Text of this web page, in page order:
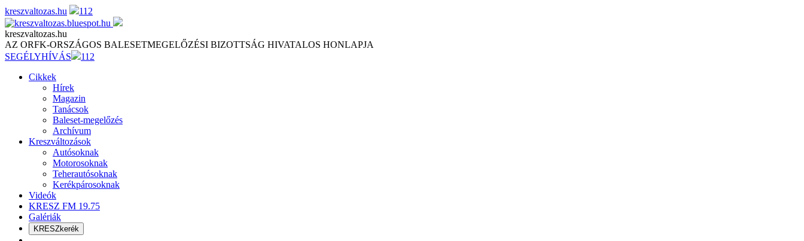
Skip
to
content
kreszvaltozas.hu 112
kreszvaltozas.hu
AZ ORFK-ORSZÁGOS BALESETMEGELŐZÉSI BIZOTTSÁG HIVATALOS HONLAPJA
SEGÉLYHÍVÁS
112
Cikkek
Hírek
Magazin
Tanácsok
Baleset-megelőzés
Archívum
Kreszváltozások
Autósoknak
Motorosoknak
Teherautósoknak
Kerékpárosoknak
Videók
KRESZ FM 19.75
Galériák
KRESZkerék